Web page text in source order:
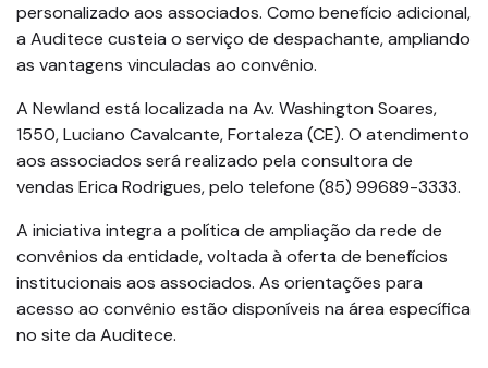
personalizado aos associados. Como benefício adicional,
a Auditece custeia o serviço de despachante, ampliando
as vantagens vinculadas ao convênio.
A Newland está localizada na Av. Washington Soares,
1550, Luciano Cavalcante, Fortaleza (CE). O atendimento
aos associados será realizado pela consultora de
vendas Erica Rodrigues, pelo telefone (85) 99689-3333.
A iniciativa integra a política de ampliação da rede de
convênios da entidade, voltada à oferta de benefícios
institucionais aos associados. As orientações para
acesso ao convênio estão disponíveis na área específica
no site da Auditece.